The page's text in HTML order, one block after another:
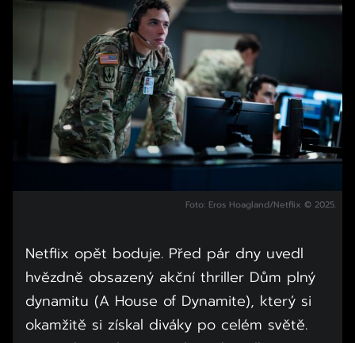
Foto: Eros Hoagland/Netflix © 2025.
Netflix opět boduje. Před pár dny uvedl
hvězdně obsazený akční thriller Dům plný
dynamitu (A House of Dynamite), který si
okamžitě si získal diváky po celém světě.